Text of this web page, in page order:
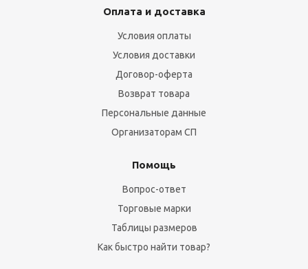
Оплата и доставка
Условия оплаты
Условия доставки
Договор-оферта
Возврат товара
Персональные данные
Организаторам СП
Помощь
Вопрос-ответ
Торговые марки
Таблицы размеров
Как быстро найти товар?